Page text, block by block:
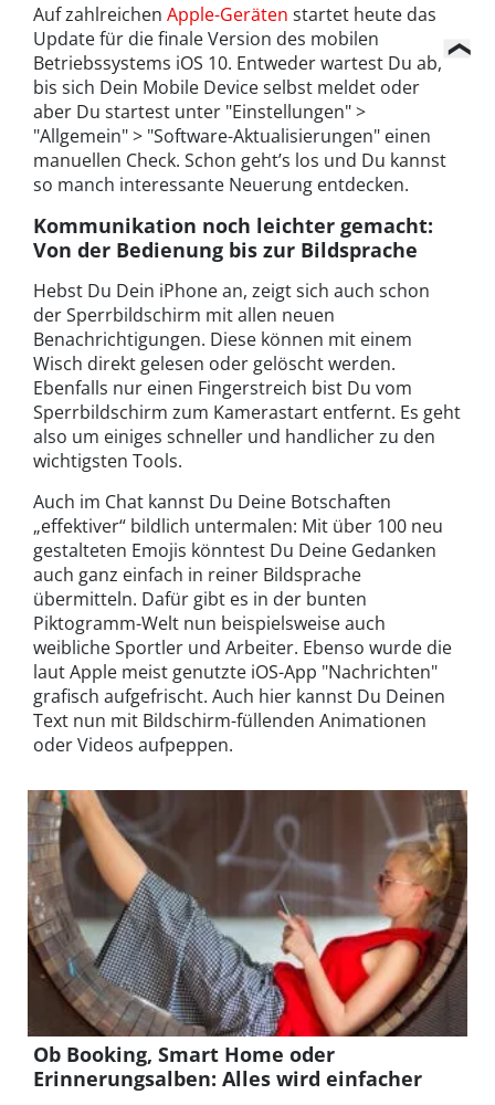
Auf zahlreichen Apple-Geräten startet heute das
Update für die finale Version des mobilen
Betriebssystems iOS 10. Entweder wartest Du ab,
bis sich Dein Mobile Device selbst meldet oder
aber Du startest unter "Einstellungen" >
"Allgemein" > "Software-Aktualisierungen" einen
manuellen Check. Schon geht’s los und Du kannst
so manch interessante Neuerung entdecken.
Kommunikation noch leichter gemacht:
Von der Bedienung bis zur Bildsprache
Hebst Du Dein iPhone an, zeigt sich auch schon
der Sperrbildschirm mit allen neuen
Benachrichtigungen. Diese können mit einem
Wisch direkt gelesen oder gelöscht werden.
Ebenfalls nur einen Fingerstreich bist Du vom
Sperrbildschirm zum Kamerastart entfernt. Es geht
also um einiges schneller und handlicher zu den
wichtigsten Tools.
Auch im Chat kannst Du Deine Botschaften
„effektiver“ bildlich untermalen: Mit über 100 neu
gestalteten Emojis könntest Du Deine Gedanken
auch ganz einfach in reiner Bildsprache
übermitteln. Dafür gibt es in der bunten
Piktogramm-Welt nun beispielsweise auch
weibliche Sportler und Arbeiter. Ebenso wurde die
laut Apple meist genutzte iOS-App "Nachrichten"
grafisch aufgefrischt. Auch hier kannst Du Deinen
Text nun mit Bildschirm-füllenden Animationen
oder Videos aufpeppen.
Ob Booking, Smart Home oder
Erinnerungsalben: Alles wird einfacher